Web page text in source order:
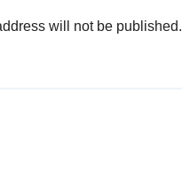
will not be published.